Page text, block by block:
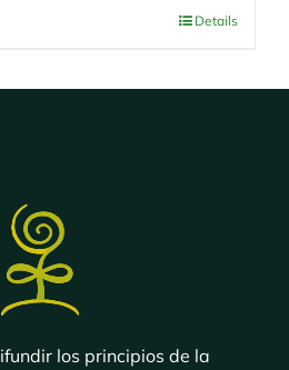
Details
los principios de la